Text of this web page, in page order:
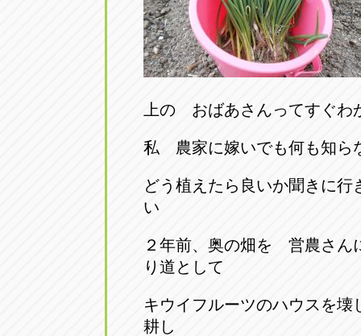
0569-35-
アップル
アップル
0587-66-
オートフ
愛知県常滑市長間37-1
アップル小牧店
アップル尾張旭店
アップル岩倉店
愛知県岩倉市大地町長田35-1
愛知県清須市春日砂賀東114
上の おばあさんってすぐわ
私 農家に嫁いでも何も知ら
どう植えたら良いか聞きに行
い
２年前、奥の畑を 営農さん
り道として
キウイフルーツのハウスを
耕し